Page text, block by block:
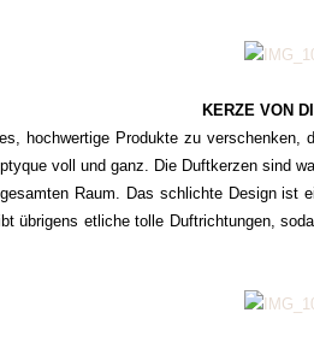
KERZE VON
hochwertige Produkte zu
voll und ganz. Die Duftkerzen sind
Raum. Das schlichte Design ist
übrigens etliche tolle Duftrichtungen,